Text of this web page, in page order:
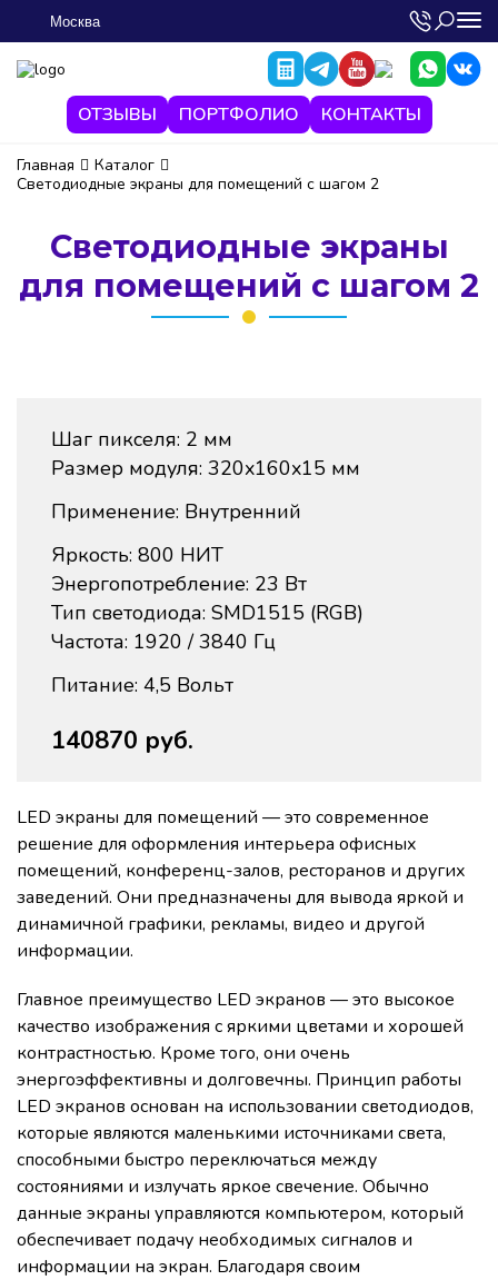
Москва
ОТЗЫВЫ ПОРТФОЛИО КОНТАКТЫ
Главная
Каталог
Светодиодные экраны для помещений с шагом 2
Светодиодные экраны
для помещений с шагом 2
Шаг пикселя: 2 мм
Размер модуля: 320x160x15 мм
Применение: Внутренний
Яркость: 800 НИТ
Энергопотребление: 23 Вт
Тип светодиода: SMD1515 (RGB)
Частота: 1920 / 3840 Гц
Питание: 4,5 Вольт
140870 руб.
LED экраны для помещений — это современное
решение для оформления интерьера офисных
помещений, конференц-залов, ресторанов и других
заведений. Они предназначены для вывода яркой и
динамичной графики, рекламы, видео и другой
информации.
Главное преимущество LED экранов — это высокое
качество изображения с яркими цветами и хорошей
контрастностью. Кроме того, они очень
энергоэффективны и долговечны. Принцип работы
LED экранов основан на использовании светодиодов,
которые являются маленькими источниками света,
способными быстро переключаться между
состояниями и излучать яркое свечение. Обычно
данные экраны управляются компьютером, который
обеспечивает подачу необходимых сигналов и
информации на экран. Благодаря своим